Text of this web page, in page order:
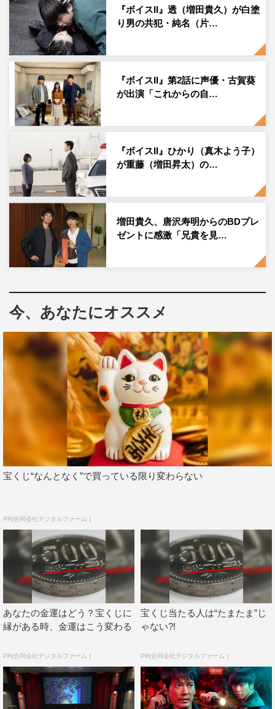
当たる。応募期間は7月17日（土）前7・00～31日（土）
後11・59まで。
『ボイスII 110緊急指令室』
日本テレビ系
毎週土曜 後10・00～10・54
番組公式HP：https://www.ntv.co.jp/voice2/
この記事の写真
ボイスII 唐沢寿明
真木よう子
『ボイスII』透（増田貴久）が白塗
り男の共犯・純名（片…
『ボイスII』第2話に声優・古賀葵
が出演「これからの自…
『ボイスII』ひかり（真木よう子）
が重藤（増田昇太）の…
増田貴久、唐沢寿明からのBDプレ
ゼントに感激「兄貴を見…
今、あなたにオススメ
宝くじ“なんとなく”で買っている限り変わらない
PR(合同会社デジタルファーム )
あなたの金運はどう？宝くじに
縁がある時、金運はこう変わる
PR(合同会社デジタルファーム )
宝くじ当たる人は“たまたま”じ
ゃない?!
PR(合同会社デジタルファーム )